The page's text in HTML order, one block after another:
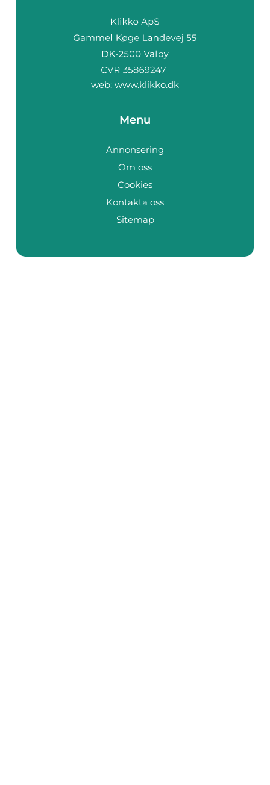
web: www.klikko.dk
Menu
Annonsering
Om oss
Cookies
Kontakta oss
Sitemap